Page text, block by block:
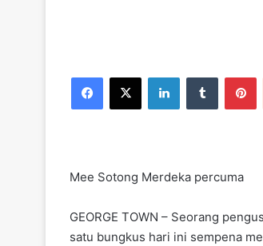
Mee Sotong Merdeka percuma
GEORGE TOWN – Seorang
satu bungkus hari ini sempena